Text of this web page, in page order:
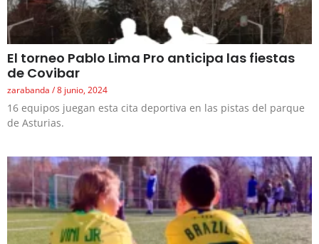
El torneo Pablo Lima Pro anticipa las fiestas
de Covibar
zarabanda 8 junio, 2024
16 equipos juegan esta cita deportiva en las pistas del parque
de Asturias.